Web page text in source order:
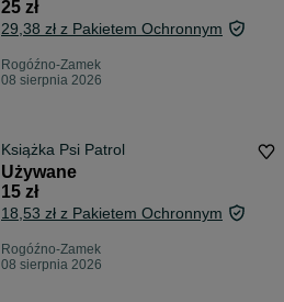
25 zł
29,38 zł z Pakietem Ochronnym
Rogóźno-Zamek
08 sierpnia 2026
Książka Psi Patrol
Używane
15 zł
18,53 zł z Pakietem Ochronnym
Rogóźno-Zamek
08 sierpnia 2026